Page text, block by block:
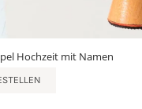
Hochzeit mit Namen